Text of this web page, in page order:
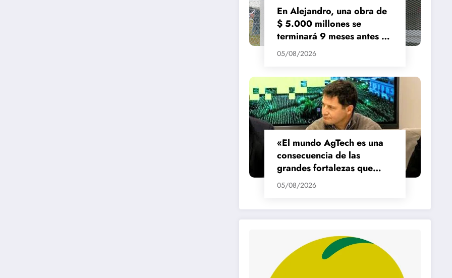
En Alejandro, una obra de
$ 5.000 millones se
terminará 9 meses antes de
lo previsto
05/08/2026
«El mundo AgTech es una
consecuencia de las
grandes fortalezas que
tenemos en la región»
05/08/2026